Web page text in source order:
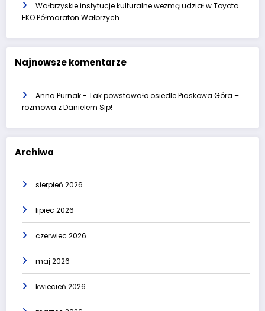
Wałbrzyskie instytucje kulturalne wezmą udział w Toyota
EKO Półmaraton Wałbrzych
Najnowsze komentarze
Anna Purnak- Tak powstawało osiedle Piaskowa Góra –
rozmowa z Danielem Sip!
Archiwa
sierpień 2026
lipiec 2026
czerwiec 2026
maj 2026
kwiecień 2026